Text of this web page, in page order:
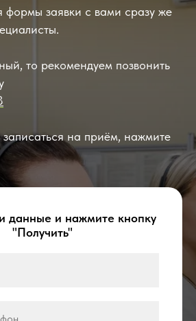
формы заявки с вами сразу же
то рекомендуем позвонить
записаться на приём, нажмите
данные и нажмите кнопку
"Получить"